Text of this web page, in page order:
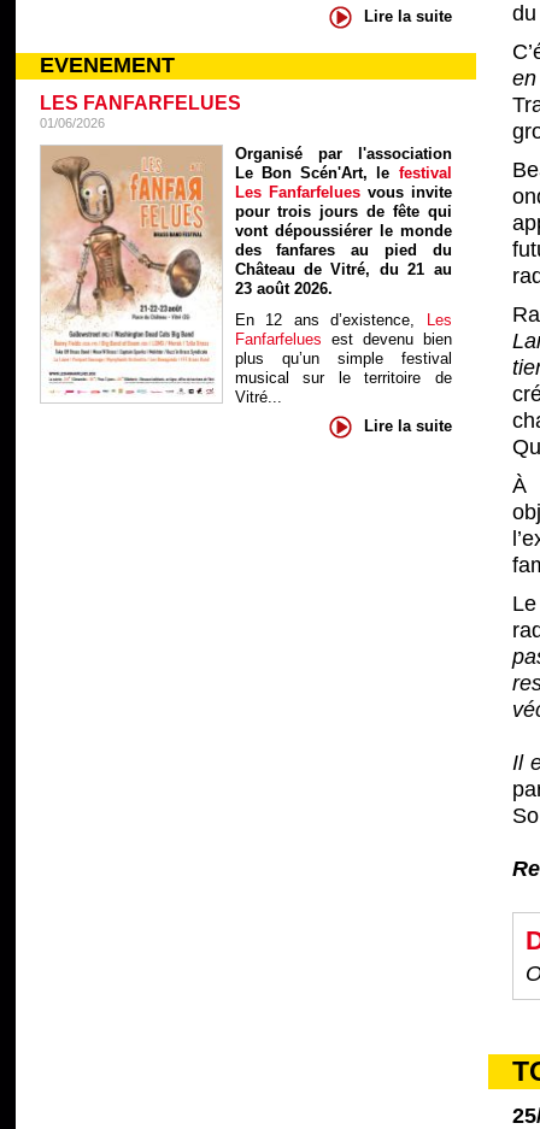
Lire la suite
EVENEMENT
LES FANFARFELUES
01/06/2026
Organisé par l'association
Le Bon Scén'Art, le festival
Les Fanfarfelues vous invite
pour trois jours de fête qui
vont dépoussiérer le monde
des fanfares au pied du
Château de Vitré, du 21 au
23 août 2026.
En 12 ans d’existence, Les
Fanfarfelues est devenu bien
plus qu’un simple festival
musical sur le territoire de
Vitré...
Lire la suite
À
Il